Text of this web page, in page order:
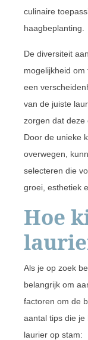
culinaire
haagbeplanting.
De diversiteit
mogelijkheid
een
van de juiste
zorgen dat deze
Door de unieke
overwegen,
selecteren die
groei, esthetiek
Hoe
Als je op zoek
belangrijk om
factoren om de
aantal tips die je
laurier op stam: